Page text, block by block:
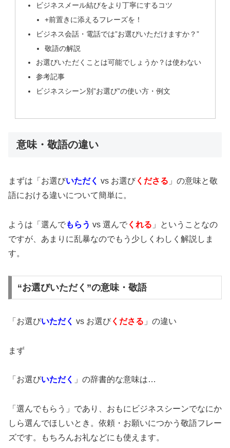
ビジネスメール結びをより丁寧にするコツ
+前置きに添えるフレーズを！
ビジネス会話・電話では”お選びいただけますか？”
敬語の解説
お選びいただくことは可能でしょうか？は使わない
参考記事
ビジネスシーン別”お選び”の使い方・例文
意味・敬語の違い
まずは「お選びいただく vs お選び くださる 」の意味と敬
語における違いについて簡単に。
ようは「選んでもらう vs 選んで くれる 」ということなの
ですが、あまりに乱暴なのでもう少しくわしく解説しま
す。
“お選びいただく”の意味・敬語
「お選びいただく vs お選び くださる 」の違い
まず
「お選びいただく 」の辞書的な意味は…
「選んでもらう」であり、おもにビジネスシーンでなにか
しら選んでほしいとき。依頼・お願いにつかう敬語フレー
ズです。もちろんお礼などにも使えます。